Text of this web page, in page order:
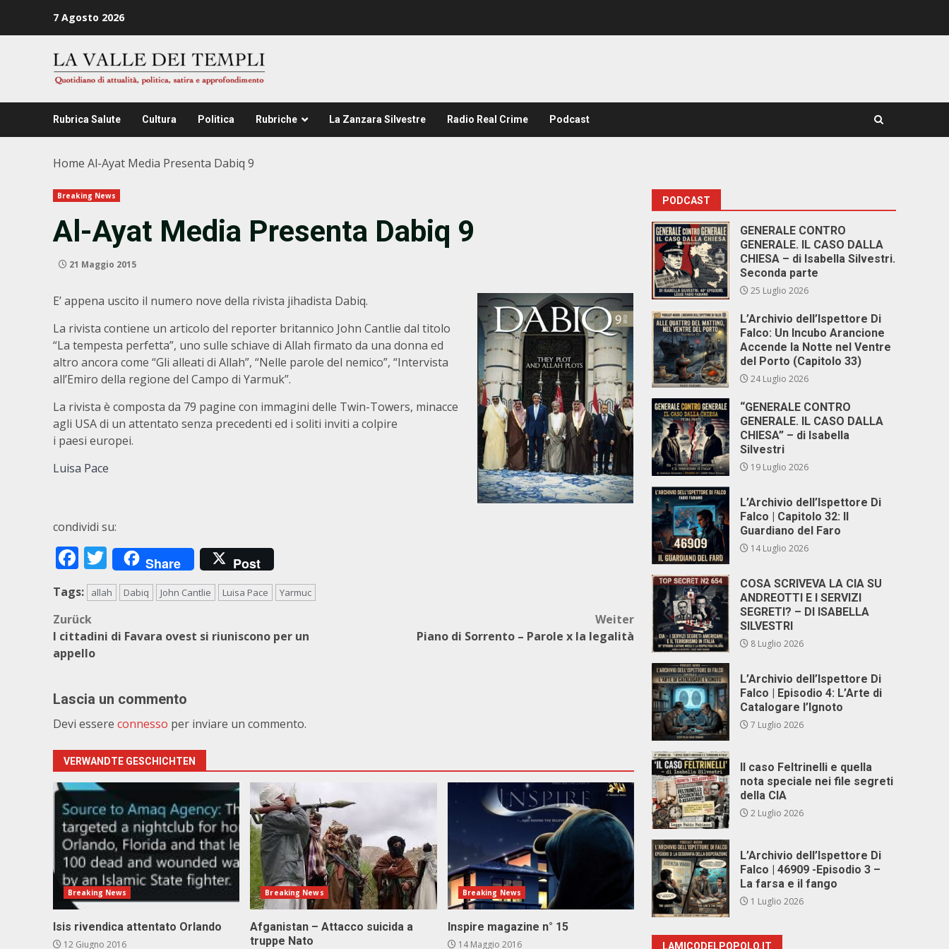
7 Agosto 2026
Rubrica Salute Cultura Politica Rubriche La Zanzara Silvestre Radio Real Crime Podcast
Home Al-Ayat Media Presenta Dabiq 9
Breaking News
Al-Ayat Media Presenta Dabiq 9
21 Maggio 2015
E’ appena uscito il numero nove della rivista jihadista Dabiq.
La rivista contiene un articolo del reporter britannico John Cantlie dal titolo
“La tempesta perfetta”, uno sulle schiave di Allah firmato da una donna ed
altro ancora come “Gli alleati di Allah”, “Nelle parole del nemico”, “Intervista
all’Emiro della regione del Campo di Yarmuk”.
La rivista è composta da 79 pagine con immagini delle Twin-Towers, minacce
agli USA di un attentato senza precedenti ed i soliti inviti a colpire
i paesi europei.
Luisa Pace
condividi su:
Facebook
Twitter
Share Post
Tags: allah Dabiq John Cantlie Luisa Pace Yarmuc
Beitragsnavigation
Zurück
I cittadini di Favara ovest si riuniscono per un
appello
Weiter
Piano di Sorrento – Parole x la legalità
Lascia un commento
Devi essere connesso per inviare un commento.
VERWANDTE GESCHICHTEN
Breaking News
Isis rivendica attentato Orlando
12 Giugno 2016
Breaking News
Afganistan – Attacco suicida a
truppe Nato
Breaking News
Inspire magazine n° 15
14 Maggio 2016
PODCAST
GENERALE CONTRO
GENERALE. IL CASO DALLA
CHIESA – di Isabella Silvestri.
Seconda parte
25 Luglio 2026
L’Archivio dell’Ispettore Di
Falco: Un Incubo Arancione
Accende la Notte nel Ventre
del Porto (Capitolo 33)
24 Luglio 2026
“GENERALE CONTRO
GENERALE. IL CASO DALLA
CHIESA” – di Isabella
Silvestri
19 Luglio 2026
L’Archivio dell’Ispettore Di
Falco | Capitolo 32: Il
Guardiano del Faro
14 Luglio 2026
COSA SCRIVEVA LA CIA SU
ANDREOTTI E I SERVIZI
SEGRETI? – DI ISABELLA
SILVESTRI
8 Luglio 2026
L’Archivio dell’Ispettore Di
Falco | Episodio 4: L’Arte di
Catalogare l’Ignoto
7 Luglio 2026
Il caso Feltrinelli e quella
nota speciale nei file segreti
della CIA
2 Luglio 2026
L’Archivio dell’Ispettore Di
Falco | 46909 -Episodio 3 –
La farsa e il fango
1 Luglio 2026
LAMICODELPOPOLO.IT